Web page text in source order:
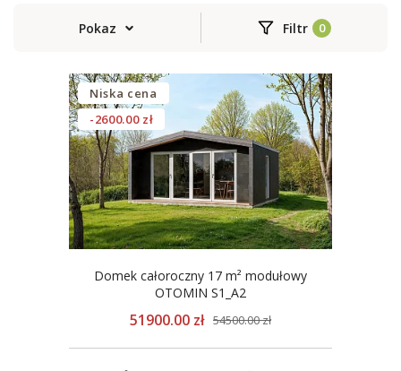
Pokaz Filtr
Niska cena
-2600.00 zł
Domek całoroczny 17 m² modułowy
OTOMIN S1_A2
51900.00 zł 54500.00 zł